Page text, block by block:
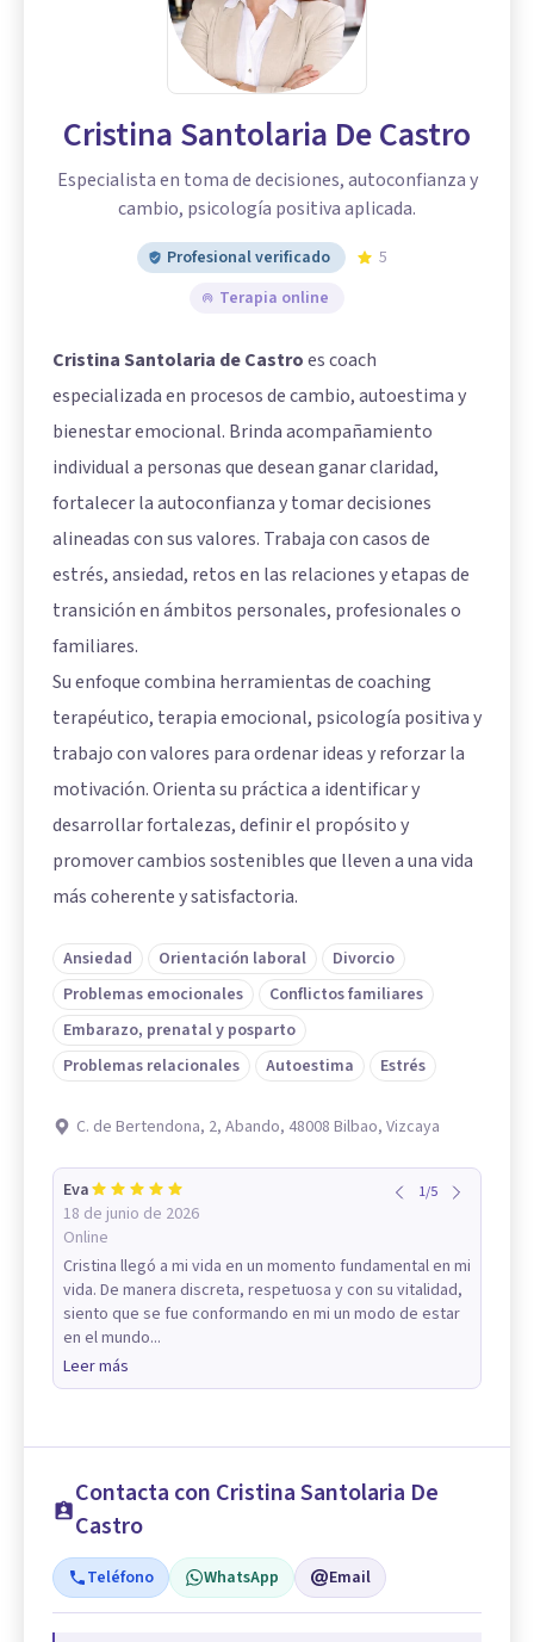
Cristina Santolaria De Castro
Especialista en toma de decisiones, autoconfianza y
cambio, psicología positiva aplicada.
Profesional verificado
5
Terapia online
Cristina Santolaria de Castroes coach
especializada en procesos de cambio, autoestima y
bienestar emocional. Brinda acompañamiento
individual a personas que desean ganar claridad,
fortalecer la autoconfianza y tomar decisiones
alineadas con sus valores. Trabaja con casos de
estrés, ansiedad, retos en las relaciones y etapas de
transición en ámbitos personales, profesionales o
familiares.
Su enfoque combina herramientas de coaching
terapéutico, terapia emocional, psicología positiva y
trabajo con valores para ordenar ideas y reforzar la
motivación. Orienta su práctica a identificar y
desarrollar fortalezas, definir el propósito y
promover cambios sostenibles que lleven a una vida
más coherente y satisfactoria.
Ansiedad Orientación laboral
Divorcio
Problemas emocionales
Conflictos familiares
Embarazo, prenatal y posparto
Problemas relacionales
Autoestima Estrés
C. de Bertendona, 2, Abando, 48008 Bilbao, Vizcaya
Eva
18 de junio de 2026
Online
1/5
Cristina llegó a mi vida en un momento fundamental en mi
vida. De manera discreta, respetuosa y con su vitalidad,
siento que se fue conformando en mi un modo de estar
en el mundo...
Leer más
Contacta con Cristina Santolaria De
Castro
Teléfono WhatsApp Email